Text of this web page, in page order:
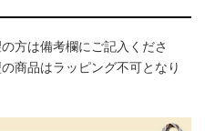
方は備考欄にご記入くださ
商品はラッピング不可となり